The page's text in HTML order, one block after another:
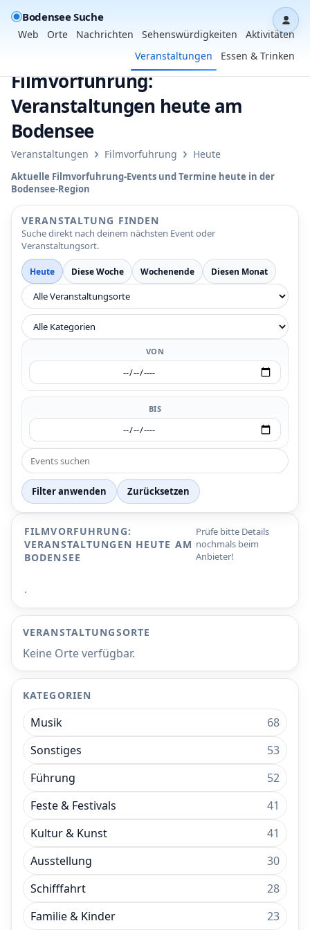
Bodensee Suche
Web Orte Nachrichten Sehenswürdigkeiten
Aktivitäten
Veranstaltungen
Essen & Trinken
Filmvorfuhrung:
Veranstaltungen heute am
Bodensee
Veranstaltungen › Filmvorfuhrung › Heute
Aktuelle Filmvorfuhrung-Events und Termine heute in der
Bodensee-Region
VERANSTALTUNG FINDEN
Suche direkt nach deinem nächsten Event oder
Veranstaltungsort.
Heute Diese Woche Wochenende Diesen Monat
VON
BIS
Filter anwenden Zurücksetzen
FILMVORFUHRUNG:
VERANSTALTUNGEN HEUTE AM
BODENSEE
Prüfe bitte Details
nochmals beim
Anbieter!
.
VERANSTALTUNGSORTE
Keine Orte verfügbar.
KATEGORIEN
Musik
68
Sonstiges
53
Führung
52
Feste & Festivals
41
Kultur & Kunst
41
Ausstellung
30
Schifffahrt
28
Familie & Kinder
23